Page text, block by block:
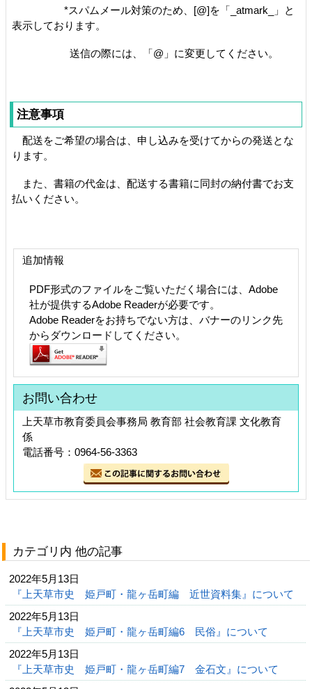
*スパムメール対策のため、[@]を「_atmark_」と
表示しております。
送信の際には、「@」に変更してください。
注意事項
配送をご希望の場合は、申し込みを受けてからの発送とな
ります。
また、書籍の代金は、配送する書籍に同封の納付書でお支
払いください。
追加情報
PDF形式のファイルをご覧いただく場合には、Adobe
社が提供するAdobe Readerが必要です。
Adobe Readerをお持ちでない方は、バナーのリンク先
からダウンロードしてください。
お問い合わせ
上天草市教育委員会事務局 教育部 社会教育課 文化教育
係
電話番号：0964-56-3363
カテゴリ内 他の記事
2022年5月13日
『上天草市史 姫戸町・龍ヶ岳町編 近世資料集』について
2022年5月13日
『上天草市史 姫戸町・龍ヶ岳町編6 民俗』について
2022年5月13日
『上天草市史 姫戸町・龍ヶ岳町編7 金石文』について